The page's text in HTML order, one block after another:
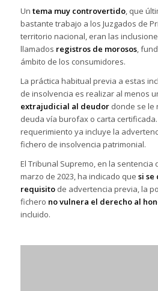
Un tema muy controvertido, que
bastante trabajo a los Juzgados de
territorio nacional, eran las
llamados registros de morosos,
ámbito de los consumidores.
La práctica habitual previa a estas
de insolvencia es realizar al menos
extrajudicial al deudordonde se le
deuda vía burofax o carta
requerimiento ya incluye la
fichero de insolvencia patrimonial.
El Tribunal Supremo, en la sentencia
marzo de 2023, ha indicado que si se
requisitode advertencia previa, la
fichero no vulnera el derecho al
incluido.